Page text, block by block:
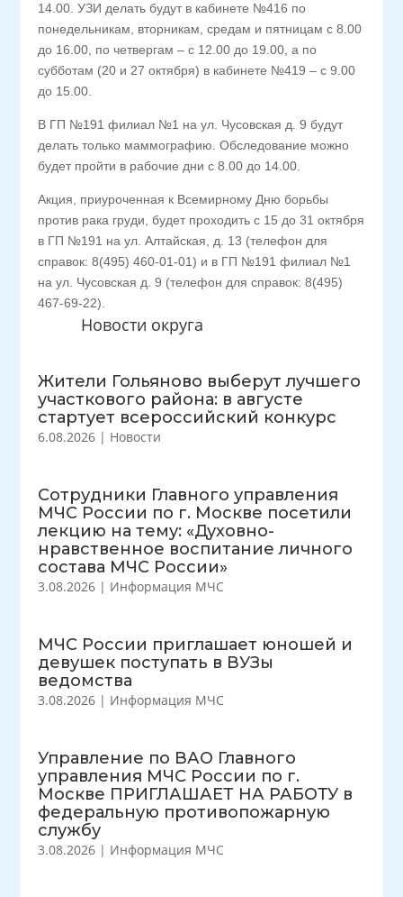
Новости округа
Жители Гольяново выберут лучшего
участкового района: в августе
стартует всероссийский конкурс
6.08.2026 | Новости
Сотрудники Главного управления
МЧС России по г. Москве посетили
лекцию на тему: «Духовно-
нравственное воспитание личного
состава МЧС России»
3.08.2026 | Информация МЧС
МЧС России приглашает юношей и
девушек поступать в ВУЗы
ведомства
3.08.2026 | Информация МЧС
Управление по ВАО Главного
управления МЧС России по г.
Москве ПРИГЛАШАЕТ НА РАБОТУ в
федеральную противопожарную
службу
3.08.2026 | Информация МЧС
14.00. УЗИ делать будут в кабинете №416 по
понедельникам, вторникам, средам и пятницам с 8.00
до 16.00, по четвергам – с 12.00 до 19.00, а по
субботам (20 и 27 октября) в кабинете №419 – с 9.00
до 15.00.
В ГП №191 филиал №1 на ул. Чусовская д. 9 будут
делать только маммографию. Обследование можно
будет пройти в рабочие дни с 8.00 до 14.00.
Акция, приуроченная к Всемирному Дню борьбы
против рака груди, будет проходить с 15 до 31 октября
в ГП №191 на ул. Алтайская, д. 13 (телефон для
справок: 8(495) 460-01-01) и в ГП №191 филиал №1
на ул. Чусовская д. 9 (телефон для справок: 8(495)
467-69-22).